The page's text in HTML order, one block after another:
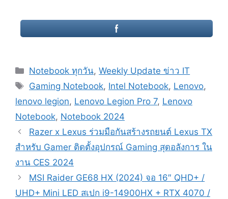
Categories
Notebook ทุกวัน,Weekly Update ข่าว IT
Tags
Gaming Notebook, Intel Notebook, Lenovo,
lenovo legion, Lenovo Legion Pro 7, Lenovo
Notebook, Notebook 2024
Post
navigation
Razer x Lexus ร่วมมือกันสร้างรถยนต์ Lexus TX
สำหรับ Gamer ติดตั้งอุปกรณ์ Gaming สุดอลังการ ใน
งาน CES 2024
MSI Raider GE68 HX (2024) จอ 16″ QHD+ /
UHD+ Mini LED สเปก i9-14900HX + RTX 4070 /